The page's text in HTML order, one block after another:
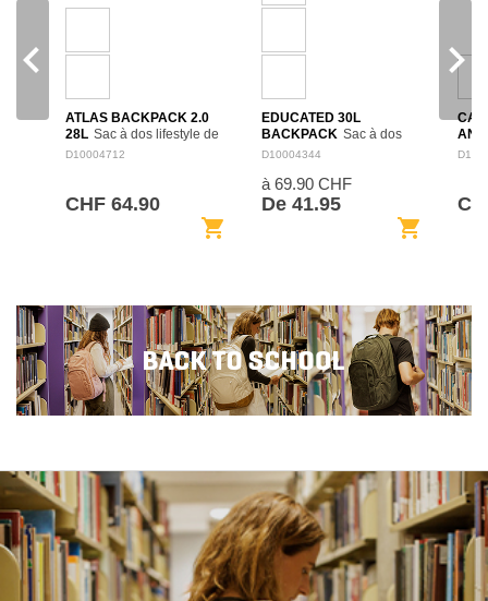
ATLAS BACKPACK 2.0
28L Sac à dos lifestyle de
28 L, conçu pour les trajets
facilite le rangement des
D10004712
CHF 64.90
shopping_cart
EDUCATED 30L
BACKPACK Sac à dos
spacieux de 30 L pensé
déplacements quotidiens.
Son organisation intérieure
D10004344
à 69.90 CHF
De 41.95
shopping_cart
fête
navigate_before navigate_next